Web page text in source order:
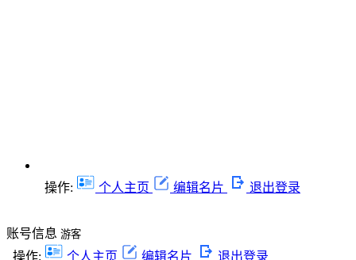
操作: 个人主页 编辑名片 退出登录
账号信息 游客
操作: 个人主页 编辑名片 退出登录